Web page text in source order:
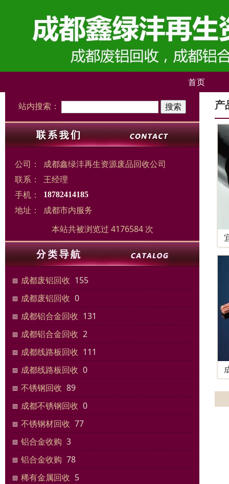
首页
站内搜索：
公司：
成都鑫绿沣再生资源废品回收公司
联系：
王经理
手机：
18782414185
地址：
成都市内服务
本站共被浏览过 4176584 次
成都废铝回收 155
成都废铝回收 0
成都铝合金回收 131
成都铝合金回收 2
成都线路板回收 111
成都线路板回收 0
不锈钢回收 89
成都不锈钢回收 0
不锈钢材回收 77
铝合金收购 3
铝合金收购 78
稀有金属回收 5
产